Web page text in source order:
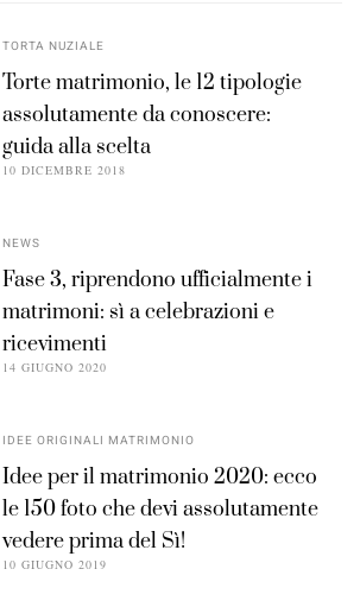
TORTA NUZIALE
Torte matrimonio, le 12 tipologie
assolutamente da conoscere:
guida alla scelta
10 DICEMBRE 2018
NEWS
Fase 3, riprendono ufficialmente i
matrimoni: sì a celebrazioni e
ricevimenti
14 GIUGNO 2020
IDEE ORIGINALI MATRIMONIO
Idee per il matrimonio 2020: ecco
le 150 foto che devi assolutamente
vedere prima del Sì!
10 GIUGNO 2019